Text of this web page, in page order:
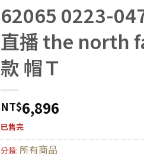
62065 0223-
直播 the north
款 帽Ｔ
NT$6,896
已售完
分類: 所有商品